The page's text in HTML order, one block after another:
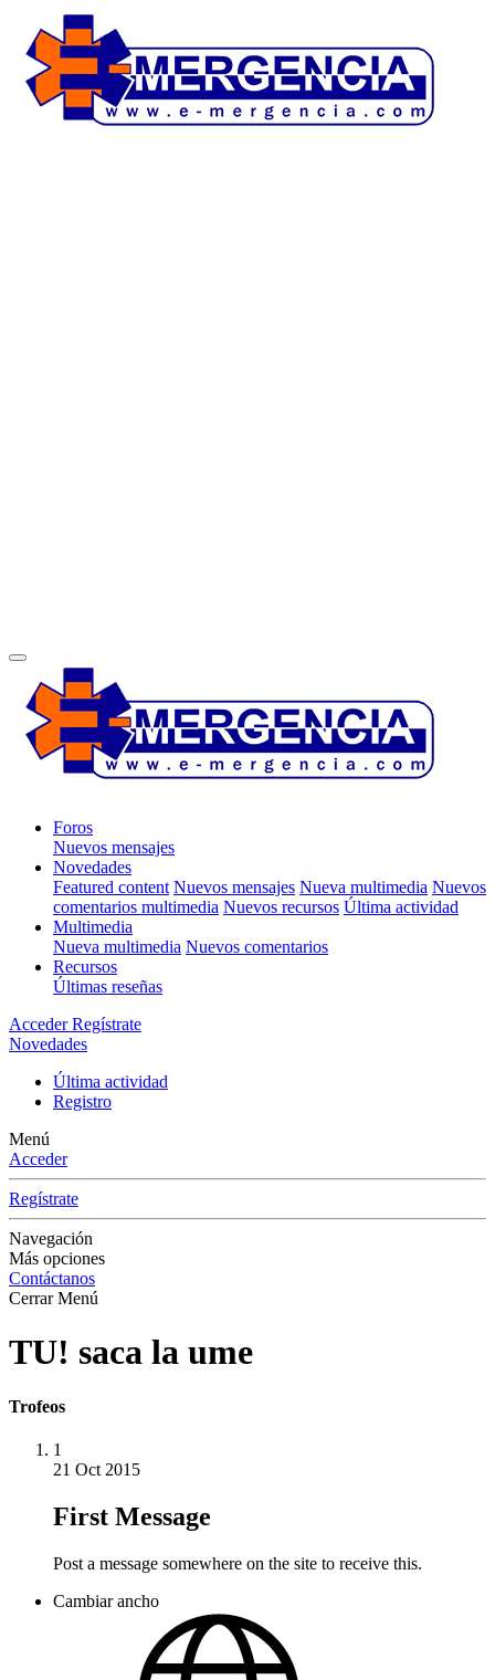
Foros
Nuevos mensajes
Novedades
Featured content Nuevos mensajes Nueva multimedia Nuevos
comentarios multimedia Nuevos recursos Última actividad
Multimedia
Nueva multimedia Nuevos comentarios
Recursos
Últimas reseñas
Acceder Regístrate
Novedades
Última actividad
Registro
Menú
Acceder
Regístrate
Navegación
Más opciones
Contáctanos
Cerrar Menú
TU! saca la ume
Trofeos
1
21 Oct 2015
First Message
Post a message somewhere on the site to receive this.
Cambiar ancho